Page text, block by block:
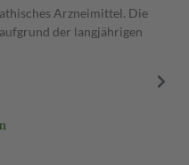
Arzneimittel. Die
der langjährigen